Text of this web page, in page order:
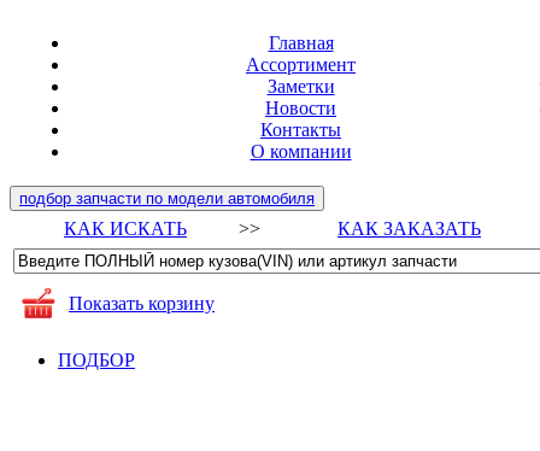
Главная
Ассортимент
Заметки
Новости
Контакты
О компании
подбор запчасти по модели автомобиля
КАК ИСКАТЬ >> КАК ЗАКАЗАТЬ
Показать корзину
ПОДБОР